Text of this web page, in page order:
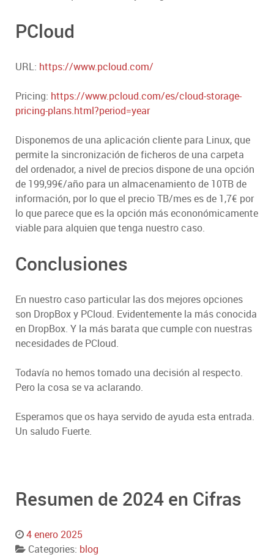
PCloud
URL: https://www.pcloud.com/
Pricing: https://www.pcloud.com/es/cloud-storage-
pricing-plans.html?period=year
Disponemos de una aplicación cliente para Linux, que
permite la sincronización de ficheros de una carpeta
del ordenador, a nivel de precios dispone de una opción
de 199,99€/año para un almacenamiento de 10TB de
información, por lo que el precio TB/mes es de 1,7€ por
lo que parece que es la opción más econonómicamente
viable para alquien que tenga nuestro caso.
Conclusiones
En nuestro caso particular las dos mejores opciones
son DropBox y PCloud. Evidentemente la más conocida
en DropBox. Y la más barata que cumple con nuestras
necesidades de PCloud.
Todavía no hemos tomado una decisión al respecto.
Pero la cosa se va aclarando.
Esperamos que os haya servido de ayuda esta entrada.
Un saludo Fuerte.
Resumen de 2024 en Cifras
4 enero 2025
Categories: blog